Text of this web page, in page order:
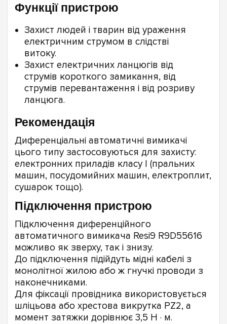
Функції пристрою
Захист людей і тварин від ураження
електричним струмом в слідстві
витоку.
Захист електричних ланцюгів від
струмів короткого замикання, від
струмів перевантаження і від розриву
ланцюга.
Рекомендація
Диференціальні автоматичні вимикачі
цього типу застосовуються для захисту:
електронних приладів класу I (пральних
машин, посудомийних машин, електроплит,
сушарок тощо).
Підключення пристрою
Підключення диференційного
автоматичного вимикача Resi9 R9D55616
можливо як зверху, так і знизу.
До підключення підійдуть мідні кабелі з
монолітної жилою або ж гнучкі проводи з
наконечниками.
Для фіксації провідника використовується
шліцьова або хрестова викрутка PZ2, а
момент затяжки дорівнює 3,5 Н · м.